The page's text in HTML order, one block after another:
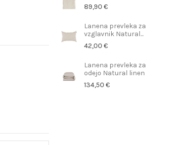
89,90 €
Lanena prevleka za
vzglavnik Natural...
42,00 €
Lanena prevleka za
odejo Natural linen
134,50 €